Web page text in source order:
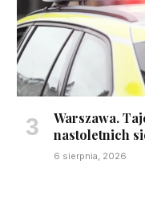
Warszawa.
nastoletnich
6 sierpnia, 2026